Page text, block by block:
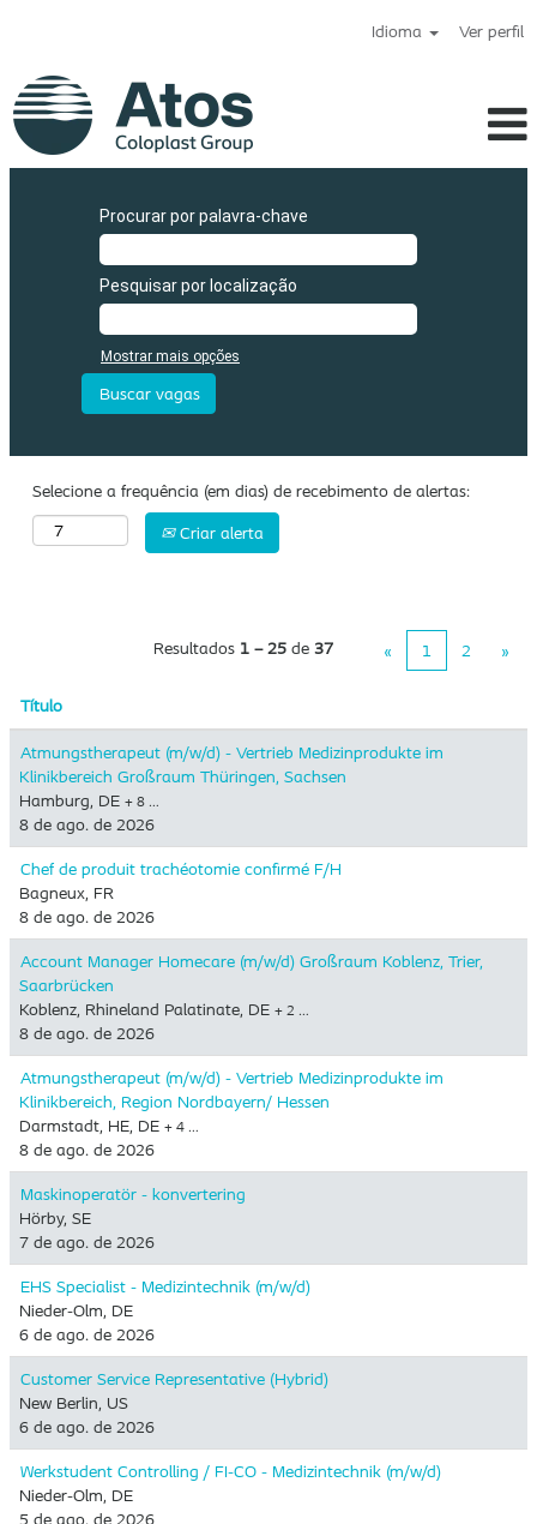
Idioma Ver perfil
Procurar por palavra-chave
Pesquisar por localização
Mostrar mais opções
Selecione a frequência (em dias) de recebimento de alertas:
Criar alerta
Resultados 1 – 25 de 37 « 1 2 »
Título
Atmungstherapeut (m/w/d) - Vertrieb Medizinprodukte im
Klinikbereich Großraum Thüringen, Sachsen
Hamburg, DE + 8 …
8 de ago. de 2026
Chef de produit trachéotomie confirmé F/H
Bagneux, FR
8 de ago. de 2026
Account Manager Homecare (m/w/d) Großraum Koblenz, Trier,
Saarbrücken
Koblenz, Rhineland Palatinate, DE + 2 …
8 de ago. de 2026
Atmungstherapeut (m/w/d) - Vertrieb Medizinprodukte im
Klinikbereich, Region Nordbayern/ Hessen
Darmstadt, HE, DE + 4 …
8 de ago. de 2026
Maskinoperatör - konvertering
Hörby, SE
7 de ago. de 2026
EHS Specialist - Medizintechnik (m/w/d)
Nieder-Olm, DE
6 de ago. de 2026
Customer Service Representative (Hybrid)
New Berlin, US
6 de ago. de 2026
Werkstudent Controlling / FI-CO - Medizintechnik (m/w/d)
Nieder-Olm, DE
5 de ago. de 2026